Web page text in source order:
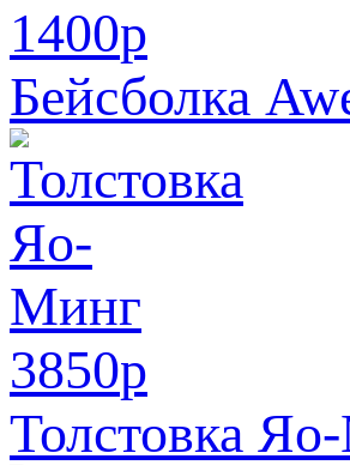
1400p
Бейсболка
3850p
Толстовка